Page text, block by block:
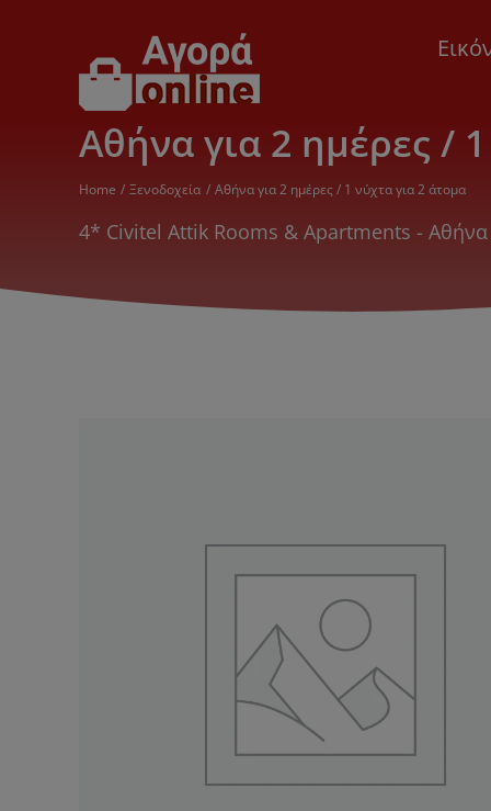
περιεχόμενο
Αθήνα για 2 ημέρες /
Home Ξενοδοχεία Αθήνα για 2 ημέρες / 1 νύχτα για 2 άτομα
4* Civitel Attik Rooms & Apartments -